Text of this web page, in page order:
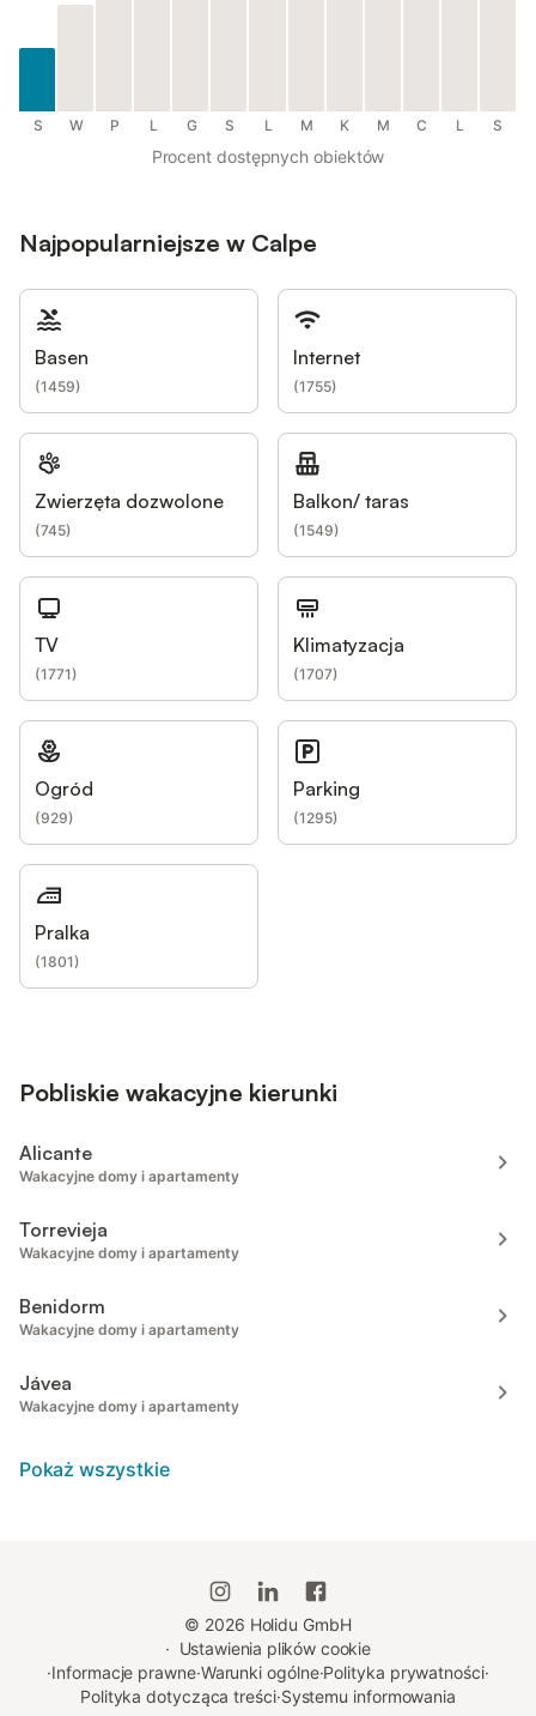
S W P L G S L M K M C L S
Procent dostępnych obiektów
Najpopularniejsze w Calpe
Basen
(1459)
Internet
(1755)
Zwierzęta dozwolone
(745)
Balkon/ taras
(1549)
TV
(1771)
Klimatyzacja
(1707)
Ogród
(929)
Parking
(1295)
Pralka
(1801)
Pobliskie wakacyjne kierunki
Alicante
Wakacyjne domy i apartamenty
Torrevieja
Wakacyjne domy i apartamenty
Benidorm
Wakacyjne domy i apartamenty
Jávea
Wakacyjne domy i apartamenty
Pokaż wszystkie
© 2026 Holidu GmbH
· Ustawienia plików cookie
·Informacje prawne·Warunki ogólne·Polityka prywatności·
Polityka dotycząca treści·Systemu informowania